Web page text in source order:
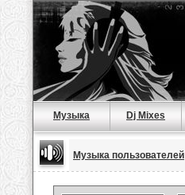
Музыка Dj Mixes
Музыка пользователей